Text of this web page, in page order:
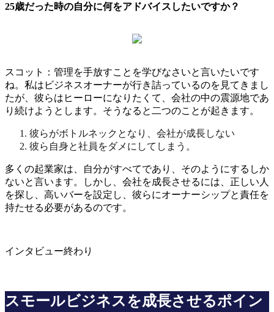
25歳だった時の自分に何をアドバイスしたいですか？
スコット：管理を手放すことを学びなさいと言いたいです
ね。私はビジネスオーナーが行き詰っているのを見てきまし
たが、彼らはヒーローになりたくて、会社の中の震源地であ
り続けようとします。そうなると二つのことが起きます。
彼らがボトルネックとなり、会社が成長しない
彼ら自身と社員をダメにしてしまう。
多くの起業家は、自分がすべてであり、そのようにするしか
ないと言います。しかし、会社を成長させるには、正しい人
を探し、高いバーを設定し、彼らにオーナーシップと責任を
持たせる必要があるのです。
インタビュー終わり
スモールビジネスを成長させるポイン